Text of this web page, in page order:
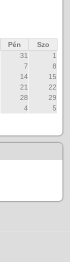
Pén
Szo
31
1
7
8
14
15
21
22
28
29
4 5